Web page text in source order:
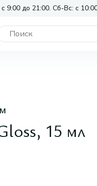
9:00 до 21:00. Сб-Вс: с
15 мл